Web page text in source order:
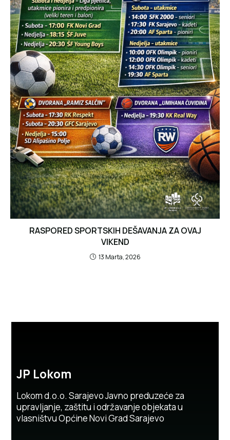
RASPORED SPORTSKIH DEŠAVANJA ZA OVAJ
VIKEND
13 Marta, 2026
JP Lokom
Lokom d.o.o. Sarajevo Javno preduzeće za
upravljanje, zaštitu i održavanje objekata u
vlasništvu Općine Novi Grad Sarajevo